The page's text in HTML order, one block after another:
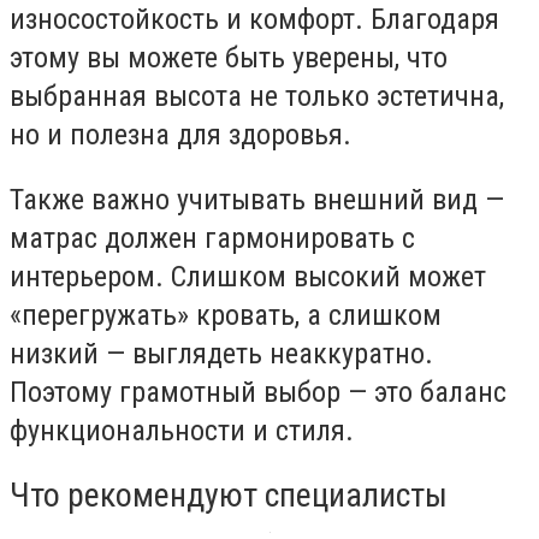
износостойкость и комфорт. Благодаря
этому вы можете быть уверены, что
выбранная высота не только эстетична,
но и полезна для здоровья.
Также важно учитывать внешний вид —
матрас должен гармонировать с
интерьером. Слишком высокий может
«перегружать» кровать, а слишком
низкий — выглядеть неаккуратно.
Поэтому грамотный выбор — это баланс
функциональности и стиля.
Что рекомендуют специалисты